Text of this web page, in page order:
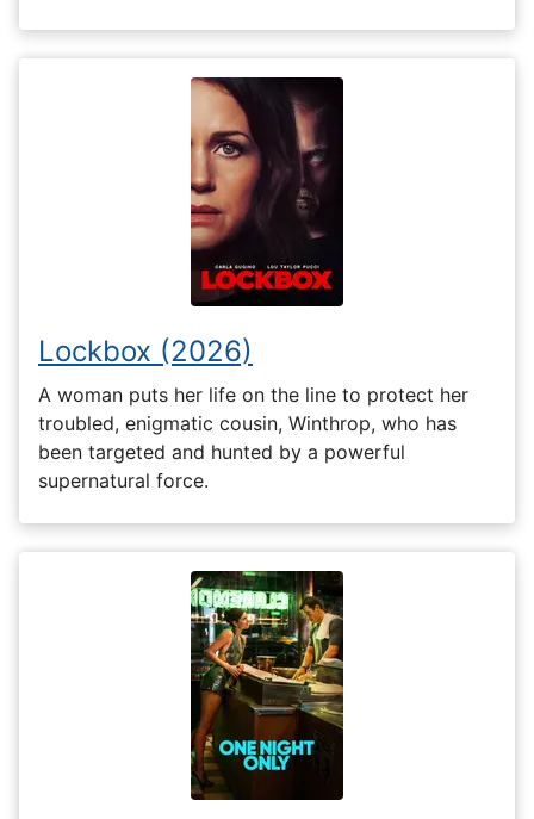
Lockbox (2026)
A woman puts her life on the line to protect her
troubled, enigmatic cousin, Winthrop, who has
been targeted and hunted by a powerful
supernatural force.